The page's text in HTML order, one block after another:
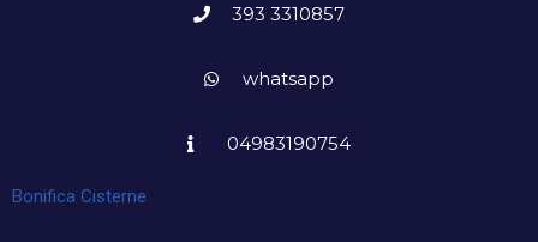
393 3310857
whatsapp
04983190754
Bonifica Cisterne